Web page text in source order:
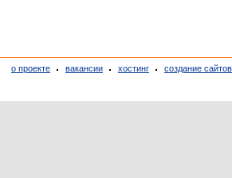
о проекте вакансии хостинг создание сайтов